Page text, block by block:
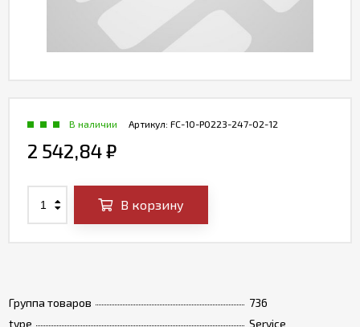
Группа товаров
736
type
Service
Артикул: FC-10-P0223-247-02-12
В наличии
2 542,84₽
В корзину